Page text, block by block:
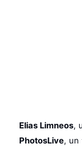
Elias Limneos,
PhotosLive, un